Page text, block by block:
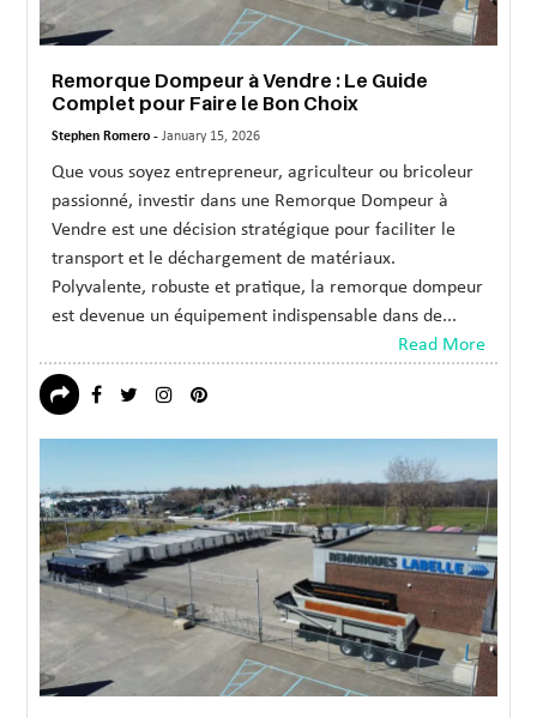
Remorque Dompeur à Vendre : Le Guide
Complet pour Faire le Bon Choix
Stephen Romero -January 15, 2026
Que vous soyez entrepreneur, agriculteur ou bricoleur
passionné, investir dans une Remorque Dompeur à
Vendre est une décision stratégique pour faciliter le
transport et le déchargement de matériaux.
Polyvalente, robuste et pratique, la remorque dompeur
est devenue un équipement indispensable dans de...
Read More